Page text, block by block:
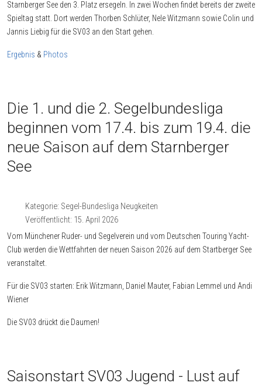
Starnberger See den 3. Platz ersegeln. In zwei Wochen findet bereits der zweite
Spieltag statt. Dort werden Thorben Schlüter, Nele Witzmann sowie Colin und
Jannis Liebig für die SV03 an den Start gehen.
Ergebnis & Photos
Die 1. und die 2. Segelbundesliga
beginnen vom 17.4. bis zum 19.4. die
neue Saison auf dem Starnberger
See
Kategorie: Segel-Bundesliga Neugkeiten
Veröffentlicht: 15. April 2026
Vom Münchener Ruder- und Segelverein und vom Deutschen Touring Yacht-
Club werden die Wettfahrten der neuen Saison 2026 auf dem Startberger See
veranstaltet.
Für die SV03 starten: Erik Witzmann, Daniel Mauter, Fabian Lemmel und Andi
Wiener
Die SV03 drückt die Daumen!
Saisonstart SV03 Jugend - Lust auf